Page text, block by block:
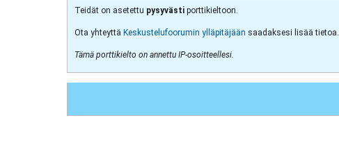
Teidät on asetettu pysyvästi porttikieltoon.
Ota yhteyttä Keskustelufoorumin ylläpitäjään saadaksesi lisää tietoa.
Tämä porttikielto on annettu IP-osoitteellesi.